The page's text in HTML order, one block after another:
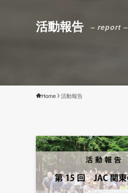
活動報告 – report –
Home 活動報告